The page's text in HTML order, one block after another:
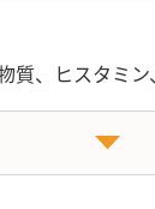
質、ヒスタミ